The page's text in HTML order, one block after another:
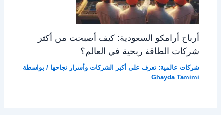
أرباح أرامكو السعودية: كيف أصبحت من أكثر
شركات الطاقة ربحية في العالم؟
شركات عالمية: تعرف على أكبر الشركات وأسرار نجاحها / بواسطة
Ghayda Tamimi